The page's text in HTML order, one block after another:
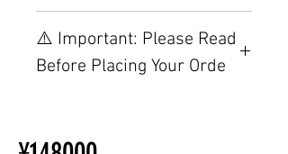
置制限について
その他の配置はTPEに関連し
⚠️ Important: Please Read
Before Placing Your Orde
Ordering